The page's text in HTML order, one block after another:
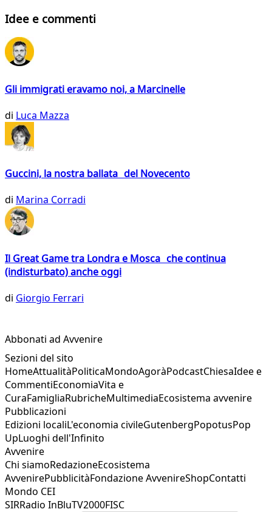
Idee e commenti
Gli immigrati eravamo noi, a Marcinelle
di Luca Mazza
Guccini, la nostra ballata del Novecento
di Marina Corradi
Il Great Game tra Londra e Mosca che continua
(indisturbato) anche oggi
di Giorgio Ferrari
Abbonati ad Avvenire
Sezioni del sito
HomeAttualitàPoliticaMondoAgoràPodcastChiesaIdee e
CommentiEconomiaVita e
CuraFamigliaRubricheMultimediaEcosistema avvenire
Pubblicazioni
Edizioni localiL'economia civileGutenbergPopotusPop
UpLuoghi dell'Infinito
Avvenire
Chi siamoRedazioneEcosistema
AvvenirePubblicitàFondazione AvvenireShopContatti
Mondo CEI
SIRRadio InBluTV2000FISC